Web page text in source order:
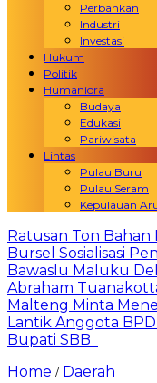
Perbankan
Industri
Investasi
Hukum
Politik
Humaniora
Budaya
Edukasi
Pariwisata
Lintas
Pulau Buru
Pulau Seram
Kepulauan
Ratusan Ton Bahan
Bursel Sosialisasi
Bawaslu Maluku
Abraham
Malteng Minta
Lantik Anggota BPD
Bupati SBB
Home / Daerah